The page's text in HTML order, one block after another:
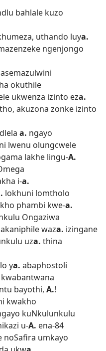
bahlale kuzo
uthando luya.
ngenjongo
okuthile
ukwenza izinto eza.
akuzona zonke izinto
a. ngayo
lwenu olungcwele
lakhe lingu-A.
i-a.
lokhuni lomtholo
phambi kwe-a.
Ongaziwa
waza. izingane
uza. thina
ya. abaphostoli
kwabantwana
bayothi, A.!
kwakho
kuNkulunkulu
u-A. ena-84
noSafira umkayo